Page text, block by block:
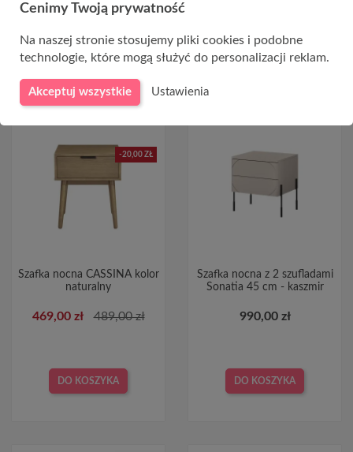
DO KOSZYKA DO KOSZYKA
-20,00 ZŁ
Szafka nocna CASSINA kolor
naturalny
469,00 zł 489,00 zł
DO KOSZYKA
Szafka nocna z 2 szufladami
Sonatia 45 cm - kaszmir
990,00 zł
DO KOSZYKA
Cenimy Twoją prywatność
Na naszej stronie stosujemy pliki cookies i podobne
technologie, które mogą służyć do personalizacji reklam.
Akceptuj wszystkie Ustawienia